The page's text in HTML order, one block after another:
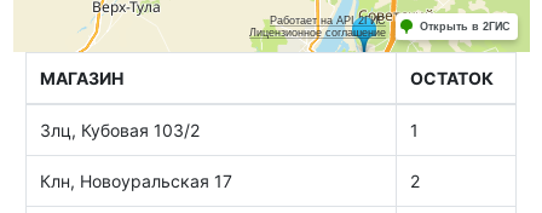
МАГАЗИН ОСТАТОК
Злц, Кубовая 103/2 1
Клн, Новоуральская 17 2